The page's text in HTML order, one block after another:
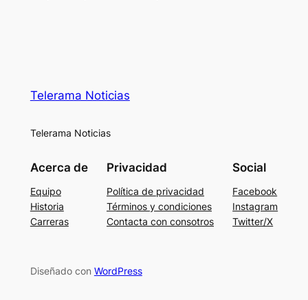
Telerama Noticias
Telerama Noticias
Acerca de
Equipo
Historia
Carreras
Privacidad
Política de privacidad
Términos y condiciones
Contacta con consotros
Social
Facebook
Instagram
Twitter/X
Diseñado con WordPress